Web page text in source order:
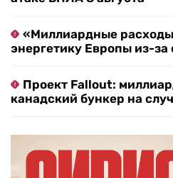
«Миллиардные
энергетику Европы из-за
Проект Fallout:
канадский бункер на